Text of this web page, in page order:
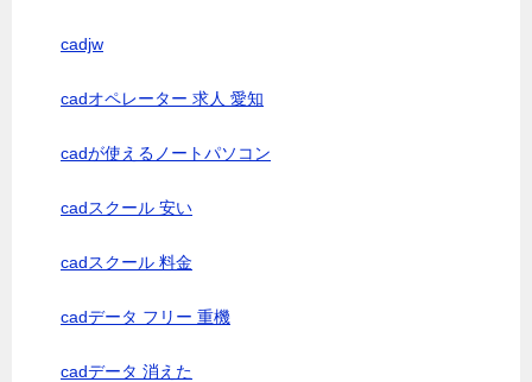
cadjw
cadオペレーター 求人 愛知
cadが使えるノートパソコン
cadスクール 安い
cadスクール 料金
cadデータ フリー 重機
cadデータ 消えた